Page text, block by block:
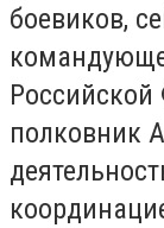
боевиков,
Российской
полковник